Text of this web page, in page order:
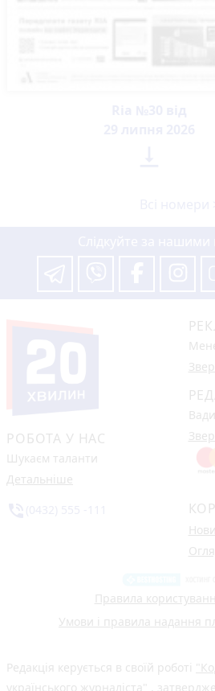
РОБОТА У НАС
Шукаєм таланти
Детальніше
Правила
Умови і правила надання
Редакція керується в своїй роботі
українського журналіста" ,